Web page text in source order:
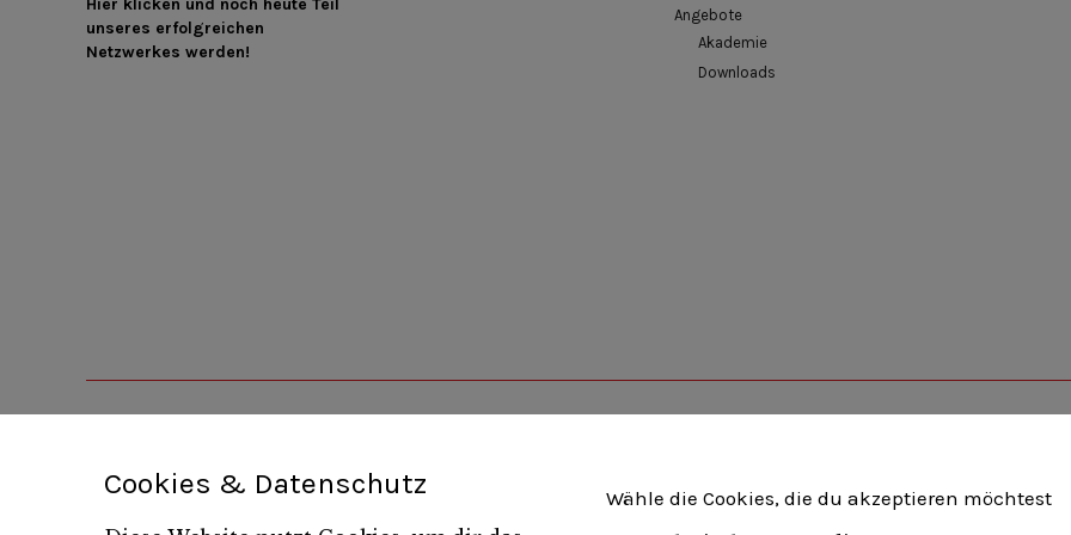
unseres erfolgreichen
Netzwerkes werden!
Angebote
Akademie
Downloads
Unternehmerverband Brandenburg-Berlin e.V.
Cookies & Datenschutz
Wähle die Cookies, die du akzeptieren möchtest